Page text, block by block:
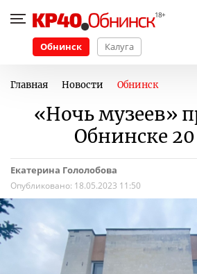
Обнинск Калуга
Главная Новости Обнинск
«Ночь музеев»
Обнинске
Екатерина Гололобова
Опубликовано: 18.05.2023 11:50